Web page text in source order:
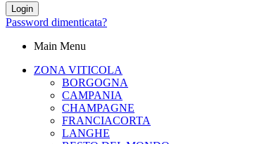
Login
Password dimenticata?
Main Menu
ZONA VITICOLA
BORGOGNA
CAMPANIA
CHAMPAGNE
FRANCIACORTA
LANGHE